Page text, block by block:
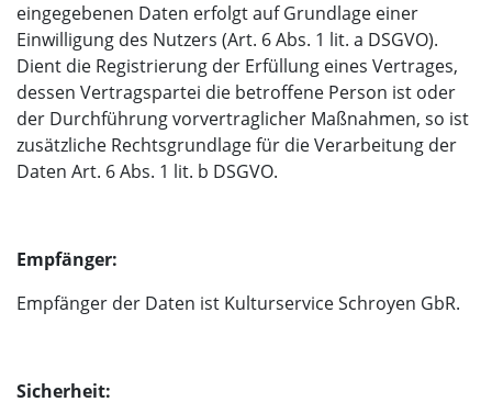
eingegebenen Daten erfolgt auf Grundlage einer
Einwilligung des Nutzers (Art. 6 Abs. 1 lit. a DSGVO).
Dient die Registrierung der Erfüllung eines Vertrages,
dessen Vertragspartei die betroffene Person ist oder
der Durchführung vorvertraglicher Maßnahmen, so ist
zusätzliche Rechtsgrundlage für die Verarbeitung der
Daten Art. 6 Abs. 1 lit. b DSGVO.
Empfänger:
Empfänger der Daten ist Kulturservice Schroyen GbR.
Sicherheit: